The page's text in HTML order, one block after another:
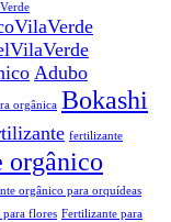
Adubo
orgânica Bokashi
fertilizante
orgânico para orquídeas
flores Fertilizante para